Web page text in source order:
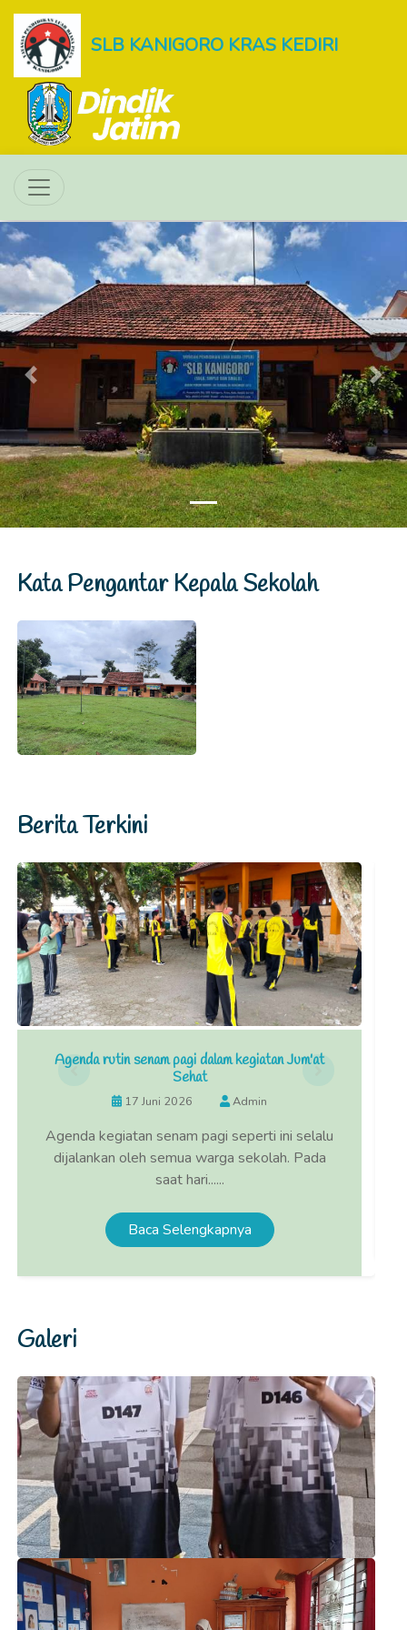
SLB KANIGORO KRAS KEDIRI
Previous Next
Kata Pengantar Kepala Sekolah
Berita Terkini
Agenda rutin senam pagi dalam kegiatan Jum'at
Sehat
17 Juni 2026 Admin
Agenda kegiatan senam pagi seperti ini selalu
dijalankan oleh semua warga sekolah. Pada
saat hari......
Baca Selengkapnya
Galeri